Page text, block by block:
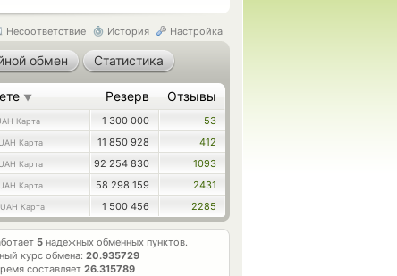
Несоответствие История Настройка
обмен Статистика
▼ Резерв Отзывы
Карта 1 300 000
53
UAH Карта 11 850 928
412
UAH Карта 92 254 830
1093
UAH Карта 58 298 159
2431
UAH Карта 1 500 456 2285
5 надежных обменных пунктов.
курс обмена: 20.935729
составляет 26.315789